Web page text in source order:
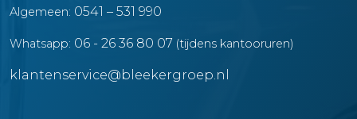
Algemeen: 0541 – 531 990
Whatsapp: 06 - 26 36 80 07 (tijdens kantooruren)
klantenservice@bleekergroep.nl